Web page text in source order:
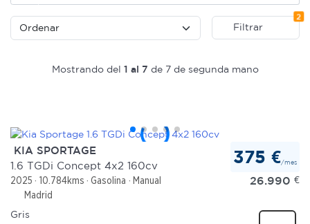
Filtrar
2
Mostrando del 1 al 7 de 7 de segunda mano
KIA SPORTAGE
1.6 TGDi Concept 4x2 160cv
2025 10.784kms Gasolina
Manual
Madrid
375 €/mes
26.990 €
Gris